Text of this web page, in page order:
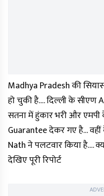
Madhya Pradesh की
हो चुकी है…. दिल्ली के
सतना में हुंकार भरी और
Guarantee देकर गए है…
Nath ने पलटवार किया है….
देखिए पूरी रिपोर्ट